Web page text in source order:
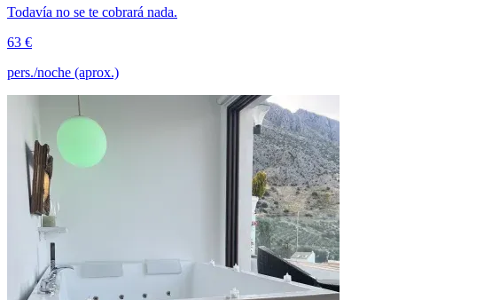
Todavía no se te cobrará nada.
63 €
pers./noche (aprox.)